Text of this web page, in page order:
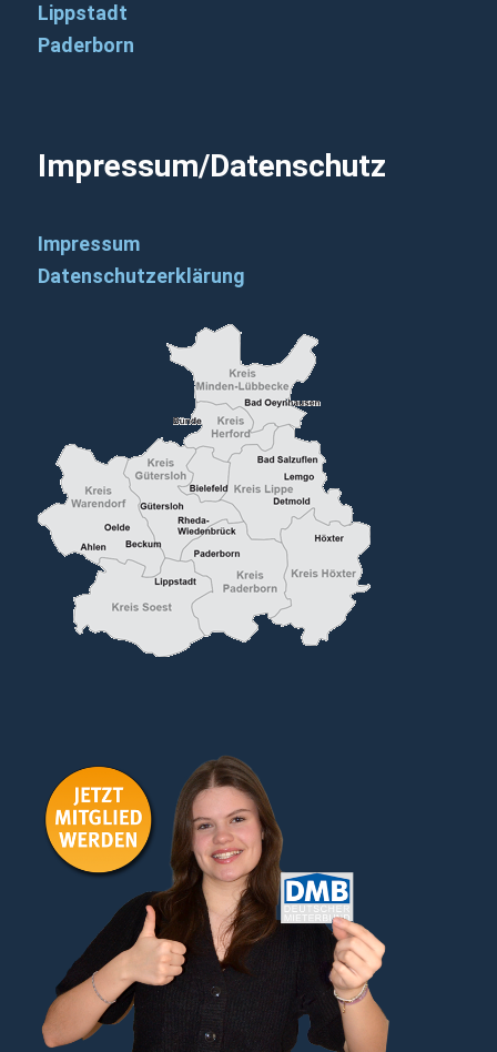
Lippstadt
Paderborn
Impressum/Datenschutz
Impressum
Datenschutzerklärung